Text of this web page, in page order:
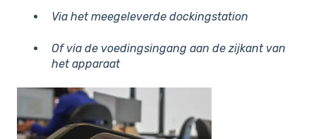
Via het meegeleverde dockingstation
Of via de voedingsingang aan de zijkant van
het apparaat